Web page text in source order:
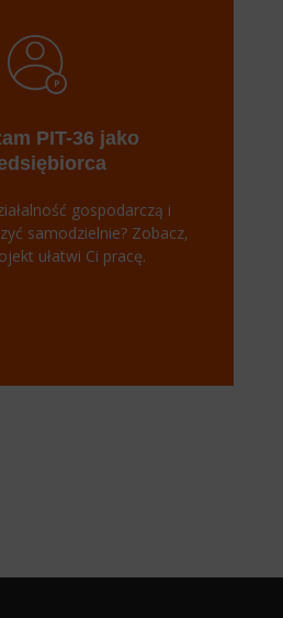
PIT-36 jako
gospodarczą i
samodzielnie? Zobacz,
ułatwi Ci pracę.